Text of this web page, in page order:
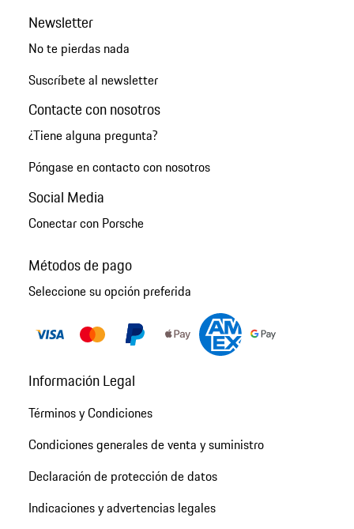
Newsletter
No te pierdas nada
Suscríbete al newsletter
Contacte con nosotros
¿Tiene alguna pregunta?
Póngase en contacto con nosotros
Social Media
Conectar con Porsche
Métodos de pago
Seleccione su opción preferida
Información Legal
Términos y Condiciones
Condiciones generales de venta y suministro
Declaración de protección de datos
Indicaciones y advertencias legales